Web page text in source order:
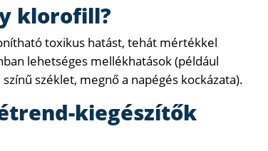
klorofill?
toxikus hatást, tehát mértékkel
lehetséges mellékhatások (például
széklet, megnő a napégés kockázata).
kiegészítők